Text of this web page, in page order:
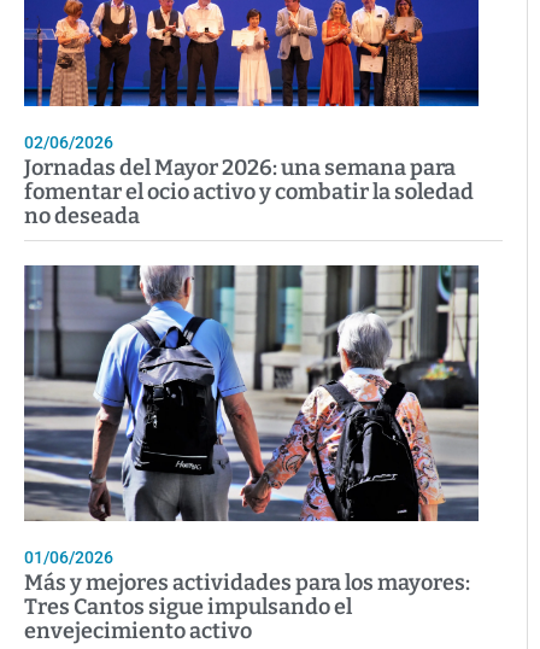
02/06/2026
Jornadas del Mayor 2026: una semana para
fomentar el ocio activo y combatir la soledad
no deseada
01/06/2026
Más y mejores actividades para los mayores:
Tres Cantos sigue impulsando el
envejecimiento activo